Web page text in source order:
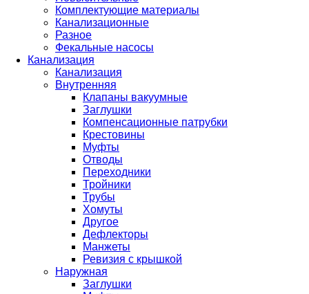
Комплектующие материалы
Канализационные
Разное
Фекальные насосы
Канализация
Канализация
Внутренняя
Клапаны вакуумные
Заглушки
Компенсационные патрубки
Крестовины
Муфты
Отводы
Переходники
Тройники
Трубы
Хомуты
Другое
Дефлекторы
Манжеты
Ревизия с крышкой
Наружная
Заглушки